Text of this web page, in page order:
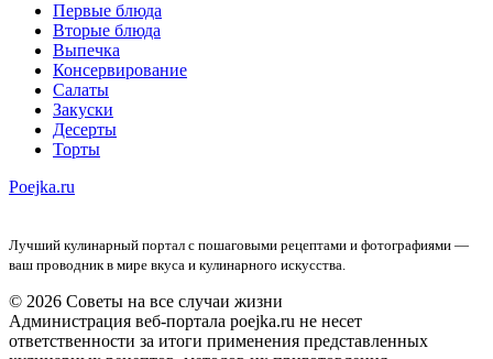
Первые блюда
Вторые блюда
Выпечка
Консервирование
Салаты
Закуски
Десерты
Торты
Poejka.ru
Лучший кулинарный портал с пошаговыми рецептами и фотографиями —
ваш проводник в мире вкуса и кулинарного искусства.
© 2026 Советы на все случаи жизни
Администрация веб-портала poejka.ru не несет
ответственности за итоги применения представленных